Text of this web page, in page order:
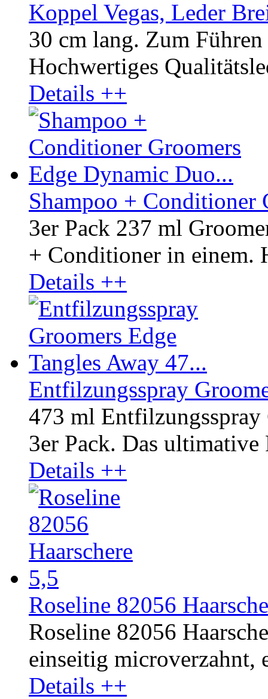
Koppel Vegas, Leder
30 cm lang. Zum
Hochwertiges
Details ++
Shampoo + Conditioner
3er Pack 237 ml
+ Conditioner in einem.
Details ++
Entfilzungsspray
473 ml Entfilzungsspray
3er Pack. Das
Details ++
Roseline 82056
Roseline 82056
einseitig microverzahnt,
Details ++